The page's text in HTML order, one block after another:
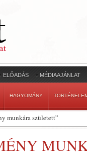
ELŐADÁS MÉDIAAJÁNLAT
HAGYOMÁNY
munkára született”